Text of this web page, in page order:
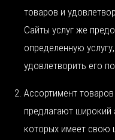
товаров и
Сайты услуг же
определенную
удовлетворить его
Ассортимент
предлагают широкий
которых имеет свою